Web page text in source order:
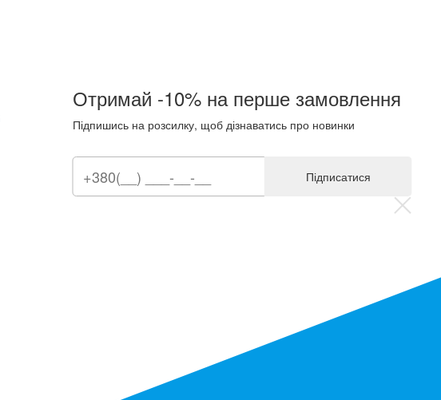
Отримай -10% на перше замовлення
Підпишись на розсилку, щоб дізнаватись про новинки
Підписатися